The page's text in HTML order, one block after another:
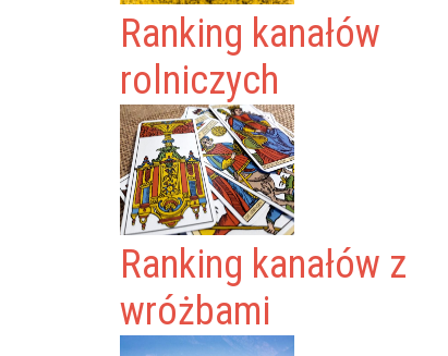
Ranking kanałów
rolniczych
Ranking kanałów z
wróżbami